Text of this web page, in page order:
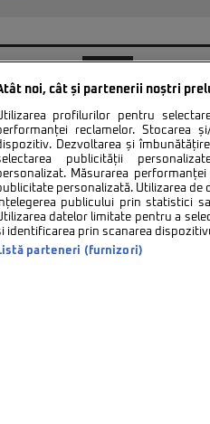
Termeni si conditii
media, firme de monitorizare) nu
Jocurile de noroc sunt interzise
noi, cât și partenerii noștri
profilurilor pentru
reclamelor. Stocarea
Dezvoltarea și
publicității
Măsurarea
personalizată. Utilizarea
Înțelegerea publicului prin statistici
datelor limitate pentru a
identificarea prin scanarea
parteneri (furnizori)